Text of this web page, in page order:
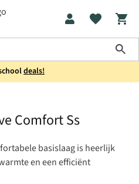
deals!
Comfort Ss
basislaag is heerlijk
en een efficiënt